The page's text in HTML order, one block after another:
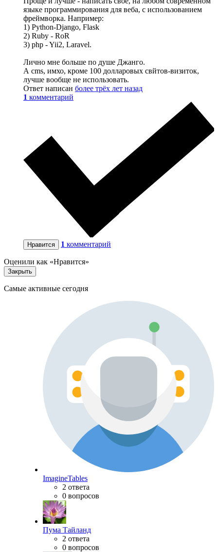
языке программирования для веба, с использованием
фреймворка. Например:
1) Python-Django, Flask
2) Ruby - RoR
3) php - Yii2, Laravel.
Лично мне больше по душе Джанго.
А cms, имхо, кроме 100 долларовых свйтов-визиток,
лучше вообще не использовать.
Ответ написан более трёх лет назад
1 комментарий
Нравится 1 комментарий
Оценили как «Нравится»
Закрыть
Самые активные сегодня
ImagineTables
2 ответа
0 вопросов
Пума Тайланд
2 ответа
0 вопросов